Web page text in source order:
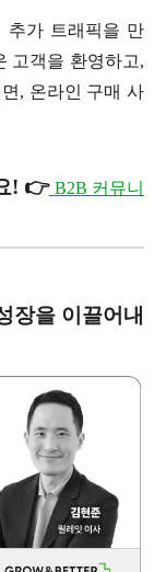
추가 트래픽을 만
고객을 환영하고,
, 온라인 구매 사
! 👉 B2B 커뮤니
장을 이끌어내